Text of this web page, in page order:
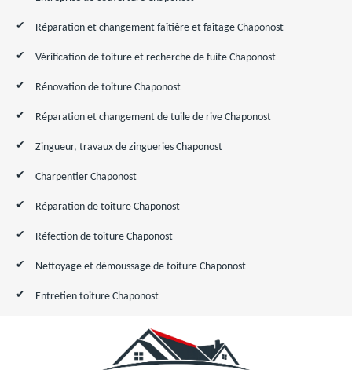
Réparation et changement faîtière et faîtage Chaponost
Vérification de toiture et recherche de fuite Chaponost
Rénovation de toiture Chaponost
Réparation et changement de tuile de rive Chaponost
Zingueur, travaux de zingueries Chaponost
Charpentier Chaponost
Réparation de toiture Chaponost
Réfection de toiture Chaponost
Nettoyage et démoussage de toiture Chaponost
Entretien toiture Chaponost